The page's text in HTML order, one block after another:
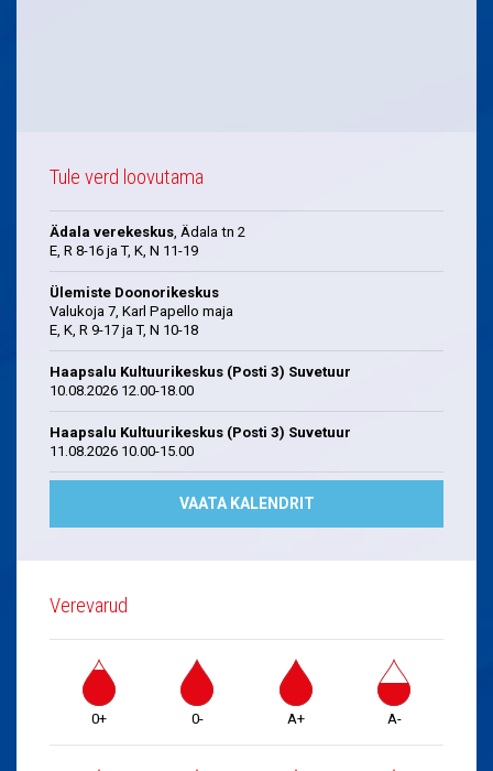
Tule verd loovutama
Ädala verekeskus, Ädala tn 2
E, R 8-16 ja T, K, N 11-19
Ülemiste Doonorikeskus
Valukoja 7, Karl Papello maja
E, K, R 9-17 ja T, N 10-18
Haapsalu Kultuurikeskus (Posti 3) Suvetuur
10.08.2026 12.00-18.00
Haapsalu Kultuurikeskus (Posti 3) Suvetuur
11.08.2026 10.00-15.00
VAATA KALENDRIT
Verevarud
0+ 0- A+ A-